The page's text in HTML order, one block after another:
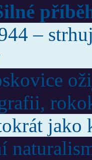
–
jako